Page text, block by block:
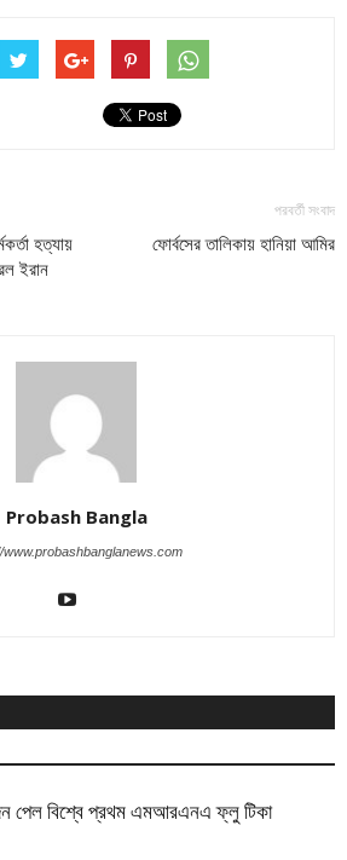
হত্যায়
ইরান
পরবর্তী সংবাদ
ফোর্বসের তালিকায় হানিয়া আমির
Probash Bangla
www.probashbanglanews.com
পেল বিশ্বে প্রথম এমআরএনএ ফ্লু টিকা